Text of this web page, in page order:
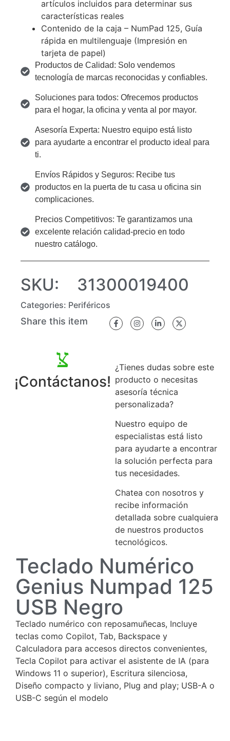
¡Contáctanos!
¿Tienes dudas sobre este
producto o necesitas
asesoría técnica
personalizada?
Nuestro equipo de
especialistas está listo
para ayudarte a encontrar
la solución perfecta para
tus necesidades.
Chatea con nosotros y
recibe información
detallada sobre cualquiera
de nuestros productos
tecnológicos.
Teclado Numérico
Genius Numpad 125
USB Negro
Teclado numérico con reposamuñecas, Incluye
teclas como Copilot, Tab, Backspace y
Calculadora para accesos directos convenientes,
Tecla Copilot para activar el asistente de IA (para
Windows 11 o superior), Escritura silenciosa,
Diseño compacto y liviano, Plug and play; USB-A o
USB-C según el modelo
artículos incluidos para determinar sus
características reales
Contenido de la caja – NumPad 125, Guía
rápida en multilenguaje (Impresión en
tarjeta de papel)
Productos de Calidad: Solo vendemos
tecnología de marcas reconocidas y confiables.
Soluciones para todos: Ofrecemos productos
para el hogar, la oficina y venta al por mayor.
Asesoría Experta: Nuestro equipo está listo
para ayudarte a encontrar el producto ideal para
ti.
Envíos Rápidos y Seguros: Recibe tus
productos en la puerta de tu casa u oficina sin
complicaciones.
Precios Competitivos: Te garantizamos una
excelente relación calidad-precio en todo
nuestro catálogo.
SKU: 31300019400
Categories: Periféricos
Share this item